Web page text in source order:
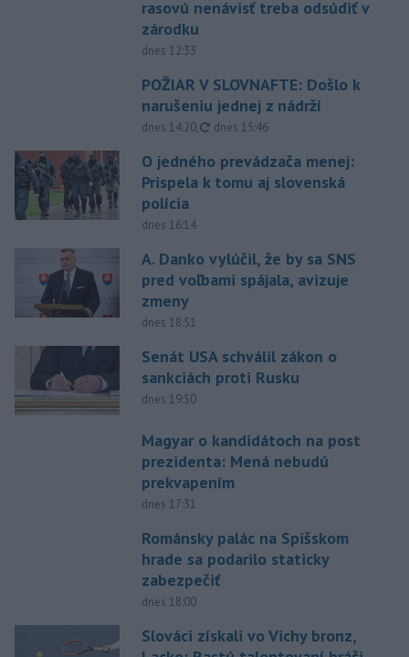
rasovú nenávisť treba odsúdiť v
zárodku
dnes 12:33
POŽIAR V SLOVNAFTE: Došlo k
narušeniu jednej z nádrží
dnes 14:20, aktualizované
dnes 15:46
O jedného prevádzača menej:
Prispela k tomu aj slovenská
polícia
dnes 16:14
A. Danko vylúčil, že by sa SNS
pred voľbami spájala, avizuje
zmeny
dnes 18:51
Senát USA schválil zákon o
sankciách proti Rusku
dnes 19:50
Magyar o kandidátoch na post
prezidenta: Mená nebudú
prekvapením
dnes 17:31
Románsky palác na Spišskom
hrade sa podarilo staticky
zabezpečiť
dnes 18:00
Slováci získali vo Vichy bronz,